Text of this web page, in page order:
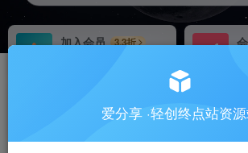
加入会员
3.3折
推广返佣高达70%
爱分享 ·轻创终点站资